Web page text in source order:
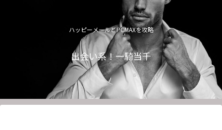
ハッピーメールとPCMAXを攻略
出会い系！一騎当千